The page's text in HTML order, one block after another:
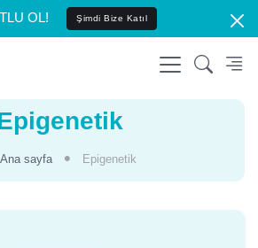
OL! Şimdi Bize Katıl
Ana sayfa Epigenetik